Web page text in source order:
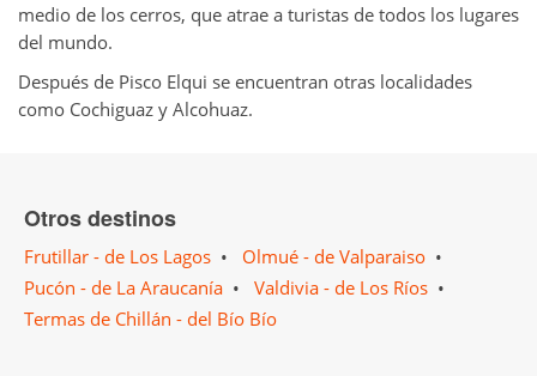
medio de los cerros, que atrae a turistas de todos los lugares
del mundo.
Después de Pisco Elqui se encuentran otras localidades
como Cochiguaz y Alcohuaz.
Otros destinos
Frutillar - de Los Lagos • Olmué - de Valparaiso •
Pucón - de La Araucanía • Valdivia - de Los Ríos •
Termas de Chillán - del Bío Bío